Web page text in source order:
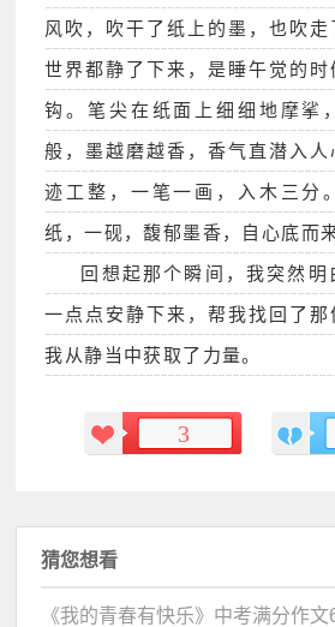
风吹，吹干了纸上的墨，也吹
世界都静了下来，是睡午觉的
钩。笔尖在纸面上细细地摩挲
般，墨越磨越香，香气直潜入
迹工整，一笔一画，入木三分
纸，一砚，馥郁墨香，自心底而来
回想起那个瞬间，我突然明
一点点安静下来，帮我找回了
我从静当中获取了力量。
3
猜您想看
《我的青春有快乐》中考满分作文